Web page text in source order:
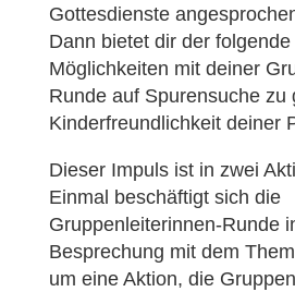
Gottesdienste
Dann bietet dir der
Möglichkeiten mit deiner
Runde auf Spurensuche zu
Kinderfreundlichkeit deiner
Dieser Impuls ist in zwei
Einmal beschäftigt sich die
Gruppenleiterinnen-Runde
Besprechung mit dem
um eine Aktion, die